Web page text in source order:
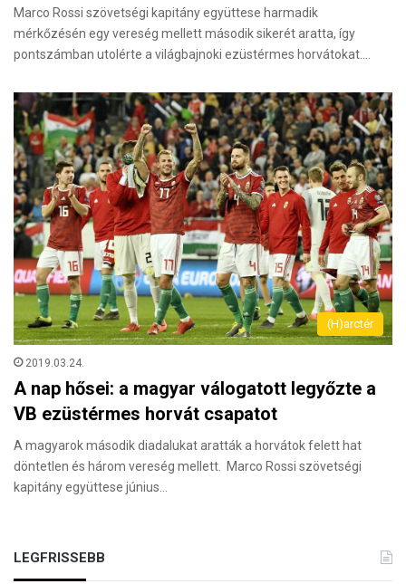
Marco Rossi szövetségi kapitány együttese harmadik
mérkőzésén egy vereség mellett második sikerét aratta, így
pontszámban utolérte a világbajnoki ezüstérmes horvátokat.…
(H)arctér
2019.03.24.
A nap hősei: a magyar válogatott legyőzte a
VB ezüstérmes horvát csapatot
A magyarok második diadalukat aratták a horvátok felett hat
döntetlen és három vereség mellett. Marco Rossi szövetségi
kapitány együttese június…
LEGFRISSEBB